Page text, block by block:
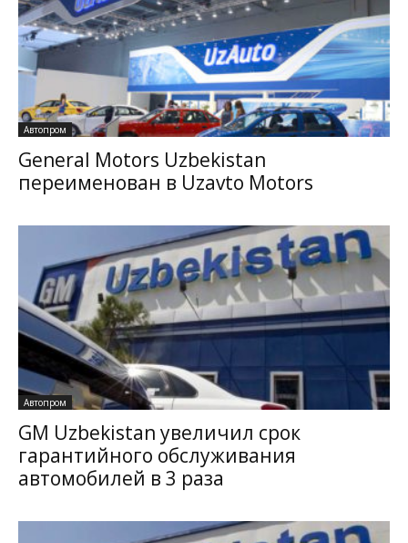
Автопром
General Motors Uzbekistan
переименован в Uzavto Motors
Автопром
GM Uzbekistan увеличил срок
гарантийного обслуживания
автомобилей в 3 раза